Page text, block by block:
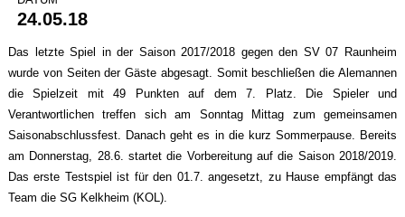
24.05.18
Das letzte Spiel in der Saison 2017/2018 gegen den SV 07 Raunheim
wurde von Seiten der Gäste abgesagt. Somit beschließen die Alemannen
die Spielzeit mit 49 Punkten auf dem 7. Platz. Die Spieler und
Verantwortlichen treffen sich am Sonntag Mittag zum gemeinsamen
Saisonabschlussfest. Danach geht es in die kurz Sommerpause. Bereits
am Donnerstag, 28.6. startet die Vorbereitung auf die Saison 2018/2019.
Das erste Testspiel ist für den 01.7. angesetzt, zu Hause empfängt das
Team die SG Kelkheim (KOL).